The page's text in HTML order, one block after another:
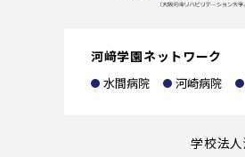
河﨑学園ネットワーク
水間病院 河崎病院
学校法